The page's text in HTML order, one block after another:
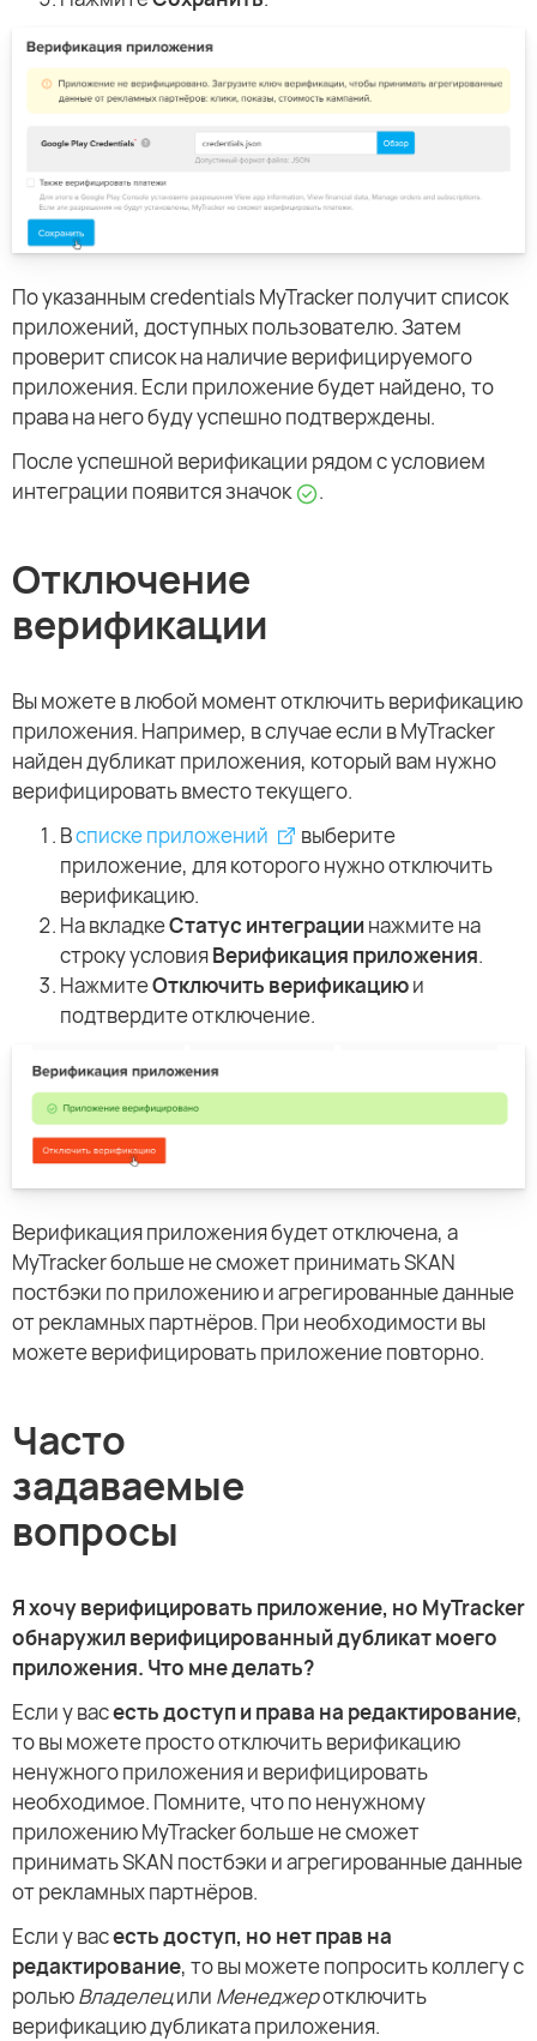
По указанным credentials MyTracker получит список
приложений, доступных пользователю. Затем
проверит список на наличие верифицируемого
приложения. Если приложение будет найдено, то
права на него буду успешно подтверждены.
После успешной верификации рядом с условием
интеграции появится значок
.
Отключение
верификации
Вы можете в любой момент отключить верификацию
приложения. Например, в случае если в MyTracker
найден дубликат приложения, который вам нужно
верифицировать вместо текущего.
Всписке приложений
выберите
приложение, для которого нужно отключить
верификацию.
На вкладкеСтатус интеграциинажмите на
строку условияВерификация приложения.
НажмитеОтключить верификациюи
подтвердите отключение.
Верификация приложения будет отключена, а
MyTracker больше не сможет принимать SKAN
постбэки по приложению и агрегированные данные
от рекламных партнёров. При необходимости вы
можете верифицировать приложение повторно.
Часто
задаваемые
вопросы
Я хочу верифицировать приложение, но MyTracker
обнаружил верифицированный дубликат моего
приложения. Что мне делать?
Если у васесть доступ и права на редактирование,
то вы можете просто отключить верификацию
ненужного приложения и верифицировать
необходимое. Помните, что по ненужному
приложению MyTracker больше не сможет
принимать SKAN постбэки и агрегированные данные
от рекламных партнёров.
Если у васесть доступ, но нет прав на
редактирование, то вы можете попросить коллегу с
рольюВладелецили Менеджеротключить
верификацию дубликата приложения.